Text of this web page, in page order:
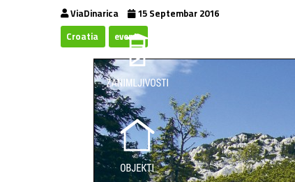
ViaDinarica
15 Septembar 2016
Croatia
events